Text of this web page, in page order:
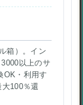
箱）。イン
以上のサ
OK・利用す
100％還